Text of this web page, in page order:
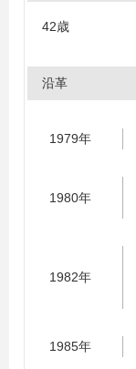
42歳
沿革
1979年
1980年
1982年
1985年